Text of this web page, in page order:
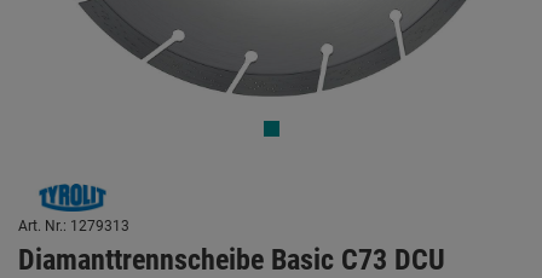
Art. Nr.: 1279313
Diamanttrennscheibe Basic C73 DCU